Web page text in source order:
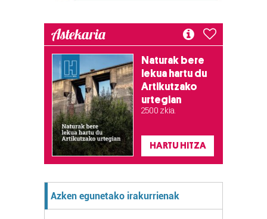
Astekaria
Naturak bere
lekua hartu du
Artikutzako
urtegian
2.500 zkia.
HARTU HITZA
Azken egunetako irakurrienak